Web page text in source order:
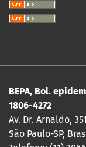
BEPA, Bol.
1806-4272
Av. Dr. Arnaldo,
São Paulo-SP,